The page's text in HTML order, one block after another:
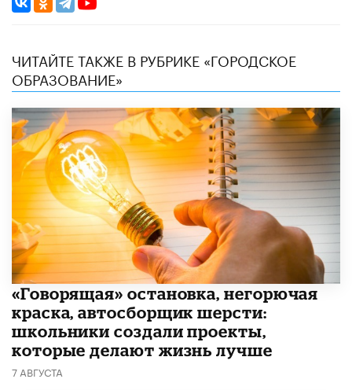
ЧИТАЙТЕ ТАКЖЕ В РУБРИКЕ «ГОРОДСКОЕ
ОБРАЗОВАНИЕ»
​«Говорящая» остановка, негорючая
краска, автосборщик шерсти:
школьники создали проекты,
которые делают жизнь лучше
7 АВГУСТА